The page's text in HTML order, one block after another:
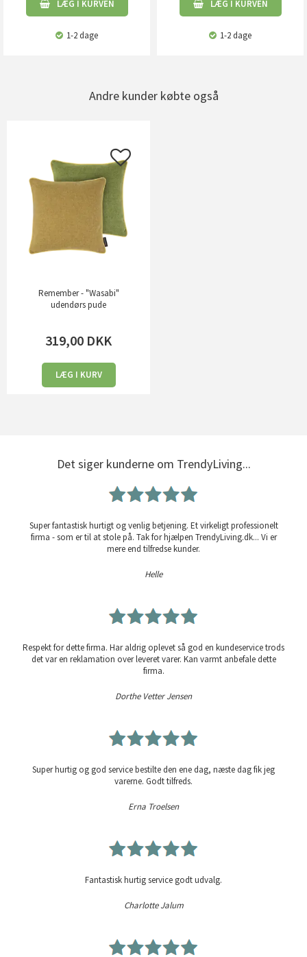
LÆG I KURVEN
1-2 dage
LÆG I KURVEN
1-2 dage
Andre kunder købte også
Remember - "Wasabi"
udendørs pude
319,00 DKK
LÆG I KURV
Det siger kunderne om TrendyLiving...
Super fantastisk hurtigt og venlig betjening. Et virkeligt professionelt
firma - som er til at stole på. Tak for hjælpen TrendyLiving.dk... Vi er
mere end tilfredse kunder.
Helle
Respekt for dette firma. Har aldrig oplevet så god en kundeservice trods
det var en reklamation over leveret varer. Kan varmt anbefale dette
firma.
Dorthe Vetter Jensen
Super hurtig og god service bestilte den ene dag, næste dag fik jeg
varerne. Godt tilfreds.
Erna Troelsen
Fantastisk hurtig service godt udvalg.
Charlotte Jalum